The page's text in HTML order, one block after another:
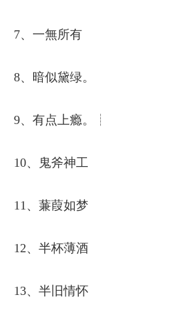
7、一無所有
8、暗似黛绿。
9、有点上瘾。┊
10、鬼斧神工
11、蒹葭如梦
12、半杯薄酒
13、半旧情怀